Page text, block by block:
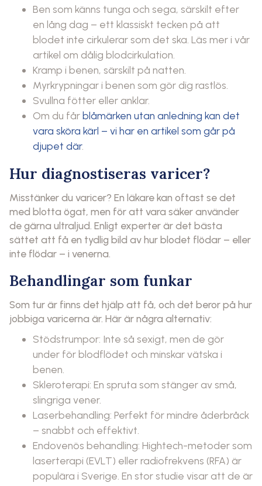
Ben som känns tunga och sega, särskilt efter
en lång dag – ett klassiskt tecken på att
blodet inte cirkulerar som det ska. Läs mer i vår
artikel om dålig blodcirkulation.
Kramp i benen, särskilt på natten.
Myrkrypningar i benen som gör dig rastlös.
Svullna fötter eller anklar.
Om du fårblåmärken utan anledning kan det
vara sköra kärl – vi har en artikel som går på
djupet där.
Hur diagnostiseras varicer?
Misstänker du varicer? En läkare kan oftast se det
med blotta ögat, men för att vara säker använder
de gärna ultraljud. Enligt experter är det bästa
sättet att få en tydlig bild av hur blodet flödar – eller
inte flödar – i venerna.
Behandlingar som funkar
Som tur är finns det hjälp att få, och det beror på hur
jobbiga varicerna är. Här är några alternativ:
Stödstrumpor: Inte så sexigt, men de gör
under för blodflödet och minskar vätska i
benen.
Skleroterapi: En spruta som stänger av små,
slingriga vener.
Laserbehandling: Perfekt för mindre åderbråck
– snabbt och effektivt.
Endovenös behandling: Hightech-metoder som
laserterapi (EVLT) eller radiofrekvens (RFA) är
populära i Sverige. En stor studie visar att de är